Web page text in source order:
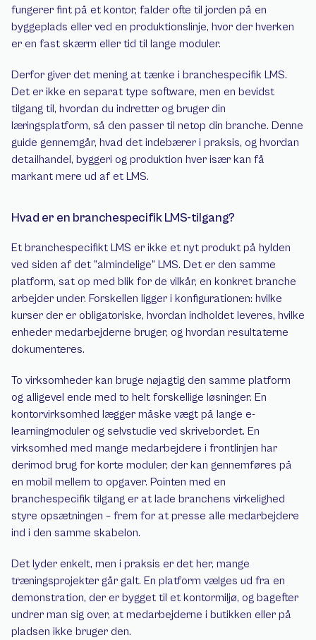
fungerer fint på et kontor, falder ofte til jorden på en
byggeplads eller ved en produktionslinje, hvor der hverken
er en fast skærm eller tid til lange moduler.
Derfor giver det mening at tænke i branchespecifik LMS.
Det er ikke en separat type software, men en bevidst
tilgang til, hvordan du indretter og bruger din
læringsplatform, så den passer til netop din branche. Denne
guide gennemgår, hvad det indebærer i praksis, og hvordan
detailhandel, byggeri og produktion hver især kan få
markant mere ud af et LMS.
Hvad er en branchespecifik LMS-tilgang?
Et branchespecifikt LMS er ikke et nyt produkt på hylden
ved siden af det "almindelige" LMS. Det er den samme
platform, sat op med blik for de vilkår, en konkret branche
arbejder under. Forskellen ligger i konfigurationen: hvilke
kurser der er obligatoriske, hvordan indholdet leveres, hvilke
enheder medarbejderne bruger, og hvordan resultaterne
dokumenteres.
To virksomheder kan bruge nøjagtig den samme platform
og alligevel ende med to helt forskellige løsninger. En
kontorvirksomhed lægger måske vægt på lange e-
learningmoduler og selvstudie ved skrivebordet. En
virksomhed med mange medarbejdere i frontlinjen har
derimod brug for korte moduler, der kan gennemføres på
en mobil mellem to opgaver. Pointen med en
branchespecifik tilgang er at lade branchens virkelighed
styre opsætningen – frem for at presse alle medarbejdere
ind i den samme skabelon.
Det lyder enkelt, men i praksis er det her, mange
træningsprojekter går galt. En platform vælges ud fra en
demonstration, der er bygget til et kontormiljø, og bagefter
undrer man sig over, at medarbejderne i butikken eller på
pladsen ikke bruger den.